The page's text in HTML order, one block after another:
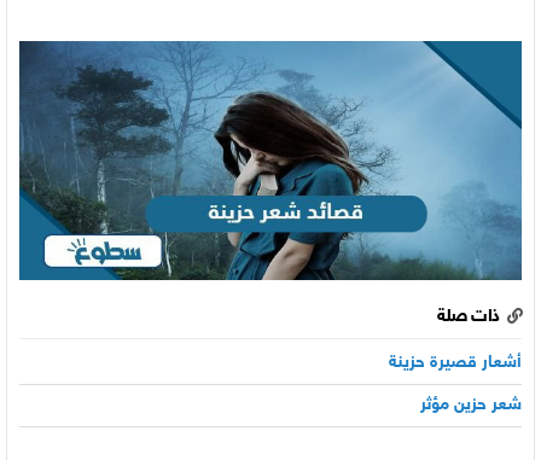
ذات صلة
أشعار قصيرة حزينة
شعر حزين مؤثر